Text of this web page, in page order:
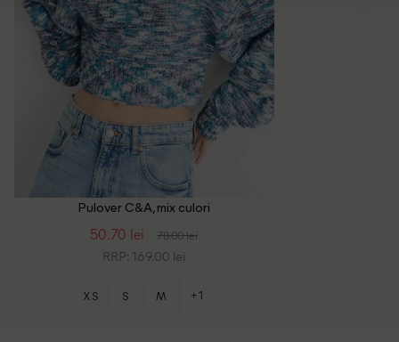
Pulover C&A, mix culori
50.70 lei 78.00 lei
RRP: 169.00 lei
XS S M +1